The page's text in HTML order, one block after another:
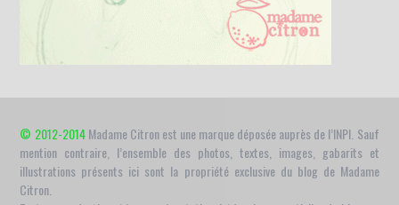
© 2012-2014Madame Citron est une marque déposée auprès de l’INPI. Sauf
mention contraire, l’ensemble des photos, textes, images, gabarits et
illustrations présents ici sont la propriété exclusive du blog de Madame
Citron.